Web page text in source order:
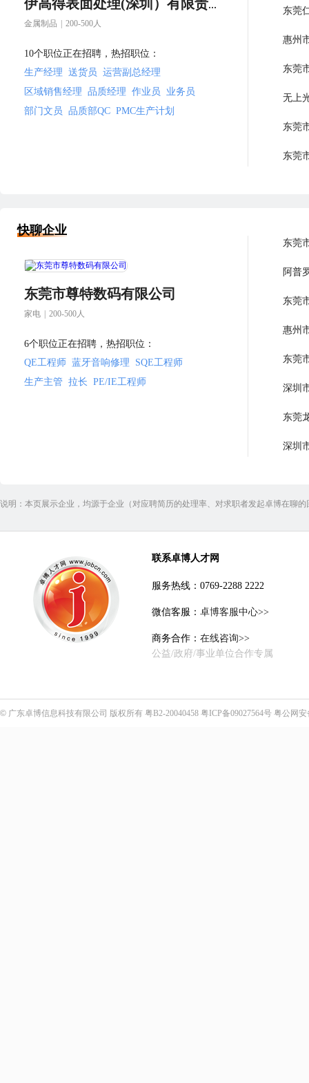
伊高得表面处理(深圳）有限责任公司
金属制品
200-500人
10个职位正在招聘，热招职位：
生产经理 送货员 运营副总经理
区域销售经理 品质经理 作业员
业务员
部门文员 品质部QC PMC生产计划
东莞
惠州
东莞
无上
东莞
东莞
快聊企业
东莞市尊特数码有限公司
家电 200-500人
6个职位正在招聘，热招职位：
QE工程师 蓝牙音响修理
SQE工程师
生产主管 拉长 PE/IE工程师
东莞
阿普
东莞
惠州
东莞
深圳
东莞
深圳
说明：本页展示企业，均源于企业（对应聘简历的处理率、对求职者发起卓博在聊
联系卓博人才网
服务热线：0769-2288 2222
微信客服： 卓博客服中心>>
商务合作： 在线咨询>>
公益/政府/事业单位合作专属
© 广东卓博信息科技有限公司 版权所有 粤B2-20040458 粤ICP备09027564号 粤公网安